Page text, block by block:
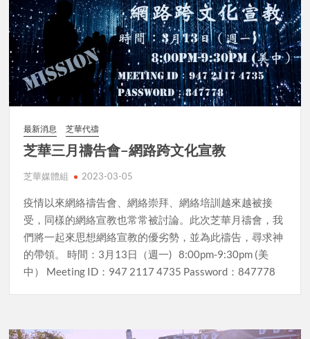
最新消息 芝華代禱
芝華三月禱告會–網路跨文化宣教
芝華媒體組 2023-03-05
疫情以來網絡禱告會、網絡崇拜、網絡培訓越來越被接
受，同樣的網絡宣教也常常被討論。此次芝華月禱會，我
們將一起來思想網絡宣教的優劣勢，並為此禱告，尋求神
的帶領。 時間：3月13日（週一) 8:00pm-9:30pm (美
中） Meeting ID：947 2117 4735 Password：847778